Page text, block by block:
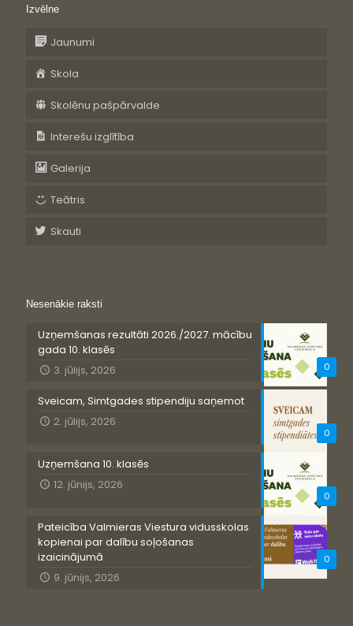
Izvēlne
Jaunumi
Skola
Skolēnu pašpārvalde
Interešu izglītība
Galerija
Teātris
Skauti
Nesenākie raksti
0
Uzņemšanas rezultāti 2026./2027. mācību
gada 10. klasēs
3. jūlijs, 2026
0
Sveicam, Simtgades stipendiju saņemot
2. jūlijs, 2026
0
Uzņemšana 10. klasēs
12. jūnijs, 2026
0
Pateicība Valmieras Viestura vidusskolas
kopienai par dalību soļošanas
izaicinājumā
9. jūnijs, 2026